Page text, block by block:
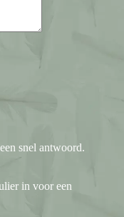
snel antwoord.
in voor een